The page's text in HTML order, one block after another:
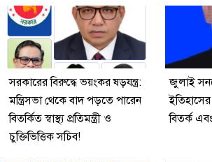
সরকারের বিরুদ্ধে ভয়ংকর ষড়যন্ত্র:
মন্ত্রিসভা থেকে বাদ পড়তে পারেন
বিতর্কিত স্বাস্থ্য প্রতিমন্ত্রী ও
চুক্তিভিত্তিক সচিব!
জুলাই
বিতর্ক